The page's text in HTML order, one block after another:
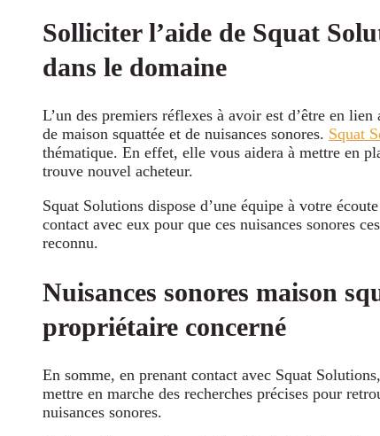
Solliciter l’aide de Squat
dans le domaine
L’un des premiers réflexes à avoir est d’être en
de maison squattée et de nuisances sonores. Squat
thématique. En effet, elle vous aidera à mettre en
trouve nouvel acheteur.
Squat Solutions dispose d’une équipe à votre
contact avec eux pour que ces nuisances sonores
reconnu.
Nuisances sonores maison
propriétaire concerné
En somme, en prenant contact avec Squat
mettre en marche des recherches précises pour
nuisances sonores.